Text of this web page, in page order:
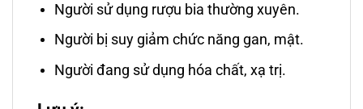
Người sử dụng rượu bia thường xuyên.
Người bị suy giảm chức năng gan, mật.
Người đang sử dụng hóa chất, xạ trị.